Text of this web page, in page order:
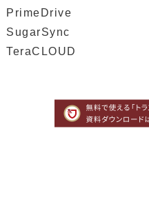
PrimeDrive
SugarSync
TeraCLOUD